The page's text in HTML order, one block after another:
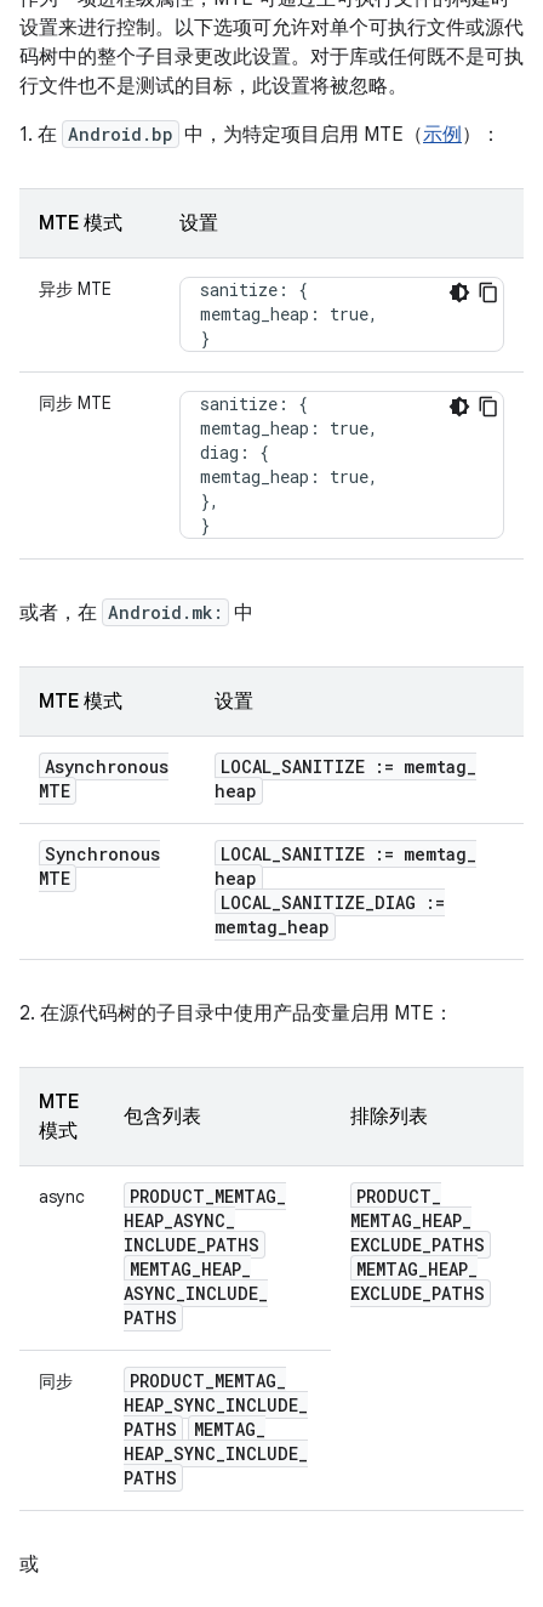
设置来进行控制。以下选项可允许对单个可执行文件或源代
码树中的整个子目录更改此设置。对于库或任何既不是可执
行文件也不是测试的目标，此设置将被忽略。
1. 在 Android.bp 中，为特定项目启用 MTE（示例 ）：
MTE 模式 设置
异步 MTE
  sanitize: {
  memtag_heap: true,
  }
同步 MTE
  sanitize: {
  memtag_heap: true,
  diag: {
  memtag_heap: true,
  },
  }
或者，在 Android.mk: 中
MTE 模式 设置
Asynchronous
MTE
LOCAL_SANITIZE := memtag_
heap
Synchronous
MTE
LOCAL_SANITIZE := memtag_
heap
LOCAL_SANITIZE_DIAG :=
memtag_heap
2. 在源代码树的子目录中使用产品变量启用 MTE：
MTE
模式
包含列表 排除列表
async PRODUCT_MEMTAG_
HEAP_ASYNC_
INCLUDE_PATHS
MEMTAG_HEAP_
ASYNC_INCLUDE_
PATHS
PRODUCT_
MEMTAG_HEAP_
EXCLUDE_PATHS
MEMTAG_HEAP_
EXCLUDE_PATHS
同步 PRODUCT_MEMTAG_
HEAP_SYNC_INCLUDE_
PATHS
MEMTAG_
HEAP_SYNC_INCLUDE_
PATHS
或